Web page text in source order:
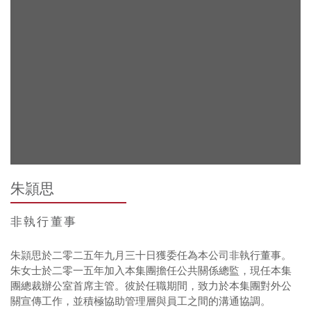
朱頴思
非執行董事
朱頴思於二零二五年九月三十日獲委任為本公司非執行董事。
朱女士於二零一五年加入本集團擔任公共關係總監，現任本集
團總裁辦公室首席主管。彼於任職期間，致力於本集團對外公
關宣傳工作，並積極協助管理層與員工之間的溝通協調。